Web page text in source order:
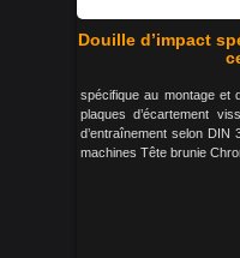
Douille d’impact
spécifique au montage et
plaques d’écartement
d’entraînement selon DIN
machines Tête brunie